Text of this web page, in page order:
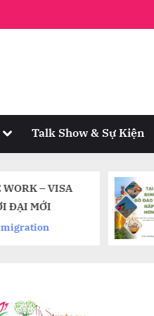
Toggle
menu
Talk Show & Sự Kiện
Tại Sao Định Cư Bồ Đào
Nha Hấp Dẫn Hơn Mỹ?
Khám Phá Các Con
Đường Di Trú Bồ Đào Nha
Shasu Immigration